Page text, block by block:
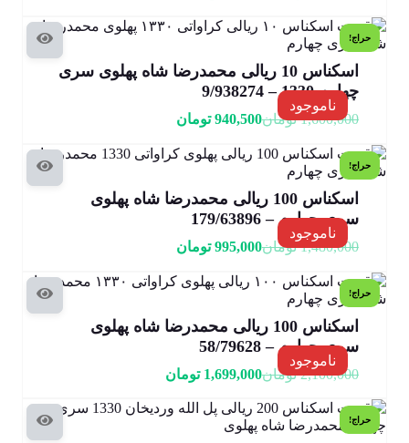
حراج!
ناموجود
اسکناس 10 ریالی محمدرضا شاه پهلوی سری
چهارم 1330 – 9/938274
1,600,000 تومان940,500 تومان
حراج!
ناموجود
اسکناس 100 ریالی محمدرضا شاه پهلوی
سری چهارم – 179/63896
1,480,000 تومان995,000 تومان
حراج!
ناموجود
اسکناس 100 ریالی محمدرضا شاه پهلوی
سری چهارم – 58/79628
2,100,000 تومان1,699,000 تومان
حراج!